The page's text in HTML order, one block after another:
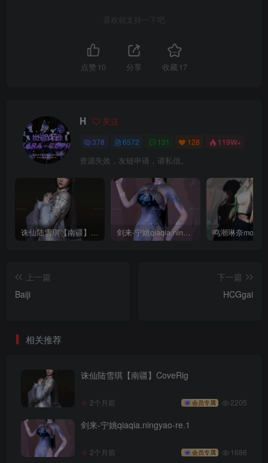
喜欢就支持一下吧
点赞 10 分享 收藏 17
H 关注
378 6572 131 128 119W+
资源失效，友链申请，请私信。
诛仙陆雪琪【南疆】CoveRig 剑来-宁姚qiaqia.ningyao-re.1
上一篇
Baiji
下一篇
HCGgai
相关推荐
诛仙陆雪琪【南疆】CoveRig
2个月前 会员专属 2205
剑来-宁姚qiaqia.ningyao-re.1
2个月前 会员专属 1686